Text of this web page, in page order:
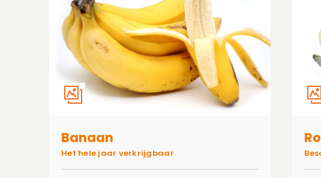
Banaan
Het hele jaar verkrijgbaar